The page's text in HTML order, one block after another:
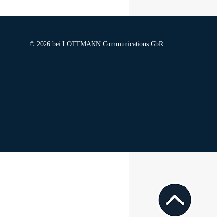
© 2026 bei LOTTMANN Communications GbR.